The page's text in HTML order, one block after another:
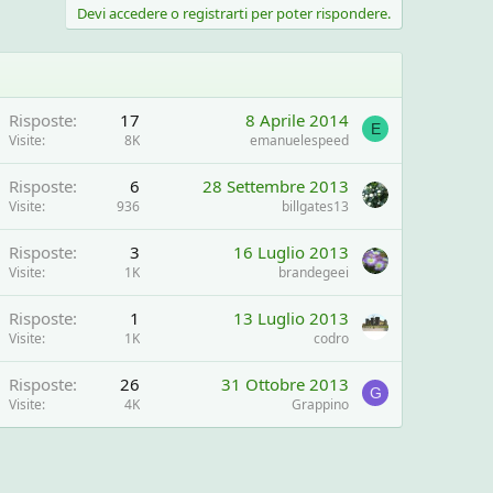
Devi accedere o registrarti per poter rispondere.
Risposte 17
Visite 8K
8 Aprile 2014
emanuelespeed
E
Risposte 6
Visite 936
28 Settembre 2013
billgates13
Risposte 3
Visite 1K
16 Luglio 2013
brandegeei
Risposte 1
Visite 1K
13 Luglio 2013
codro
Risposte 26
Visite 4K
31 Ottobre 2013
Grappino
G